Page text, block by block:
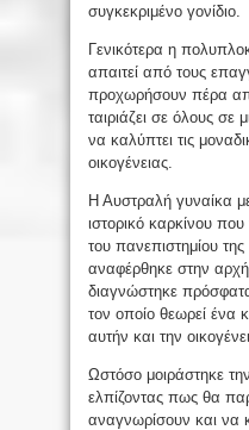
συγκεκριμένο γονίδιο.
Γενικότερα η
απαιτεί από τους
προχωρήσουν πέρα
ταιριάζει σε όλους
να καλύπτει τις
οικογένειας.
Η Αυστραλή γυναίκα
ιστορικό καρκίνου
του πανεπιστημίου
αναφέρθηκε στην
διαγνώστηκε
τον οποίο θεωρεί ένα
αυτήν και την
Ωστόσο μοιράστηκε
ελπίζοντας πως θα
αναγνωρίσουν και να